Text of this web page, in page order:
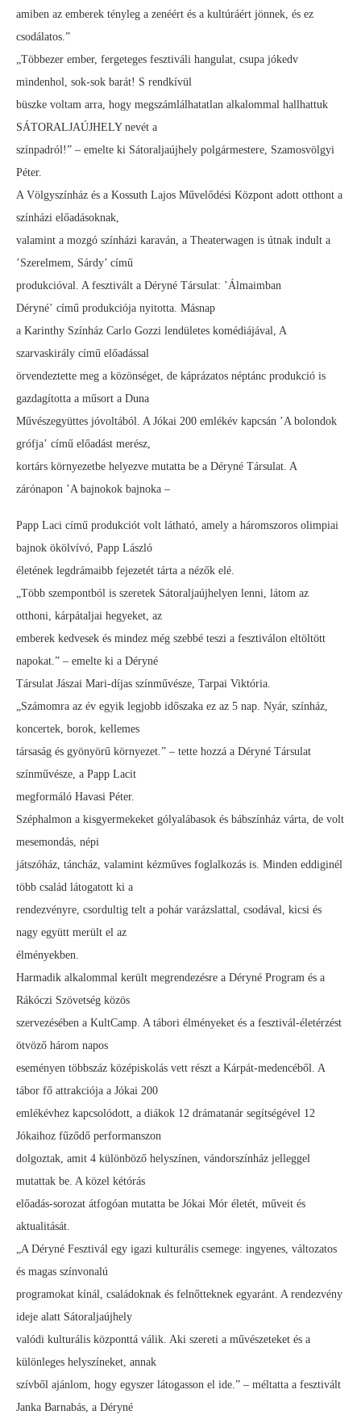
amiben az emberek tényleg a zenéért és a kultúráért jönnek, és ez
csodálatos.”
„Többezer ember, fergeteges fesztiváli hangulat, csupa jókedv
mindenhol, sok-sok barát! S rendkívül
büszke voltam arra, hogy megszámlálhatatlan alkalommal hallhattuk
SÁTORALJAÚJHELY nevét a
színpadról!” – emelte ki Sátoraljaújhely polgármestere, Szamosvölgyi
Péter.
A Völgyszínház és a Kossuth Lajos Művelődési Központ adott otthont a
színházi előadásoknak,
valamint a mozgó színházi karaván, a Theaterwagen is útnak indult a
’Szerelmem, Sárdy’ című
produkcióval. A fesztivált a Déryné Társulat: ’Álmaimban
Déryné’ című produkciója nyitotta. Másnap
a Karinthy Színház Carlo Gozzi lendületes komédiájával, A
szarvaskirály című előadással
örvendeztette meg a közönséget, de káprázatos néptánc produkció is
gazdagította a műsort a Duna
Művészegyüttes jóvoltából. A Jókai 200 emlékév kapcsán ’A bolondok
grófja’ című előadást merész,
kortárs környezetbe helyezve mutatta be a Déryné Társulat. A
zárónapon ’A bajnokok bajnoka –
Papp Laci című produkciót volt látható, amely a háromszoros olimpiai
bajnok ökölvívó, Papp László
életének legdrámaibb fejezetét tárta a nézők elé.
„Több szempontból is szeretek Sátoraljaújhelyen lenni, látom az
otthoni, kárpátaljai hegyeket, az
emberek kedvesek és mindez még szebbé teszi a fesztiválon eltöltött
napokat.” – emelte ki a Déryné
Társulat Jászai Mari-díjas színművésze, Tarpai Viktória.
„Számomra az év egyik legjobb időszaka ez az 5 nap. Nyár, színház,
koncertek, borok, kellemes
társaság és gyönyörű környezet.” – tette hozzá a Déryné Társulat
színművésze, a Papp Lacit
megformáló Havasi Péter.
Széphalmon a kisgyermekeket gólyalábasok és bábszínház várta, de volt
mesemondás, népi
játszóház, táncház, valamint kézműves foglalkozás is. Minden eddiginél
több család látogatott ki a
rendezvényre, csordultig telt a pohár varázslattal, csodával, kicsi és
nagy együtt merült el az
élményekben.
Harmadik alkalommal került megrendezésre a Déryné Program és a
Rákóczi Szövetség közös
szervezésében a KultCamp. A tábori élményeket és a fesztivál-életérzést
ötvöző három napos
eseményen többszáz középiskolás vett részt a Kárpát-medencéből. A
tábor fő attrakciója a Jókai 200
emlékévhez kapcsolódott, a diákok 12 drámatanár segítségével 12
Jókaihoz fűződő performanszon
dolgoztak, amit 4 különböző helyszínen, vándorszínház jelleggel
mutattak be. A közel kétórás
előadás-sorozat átfogóan mutatta be Jókai Mór életét, műveit és
aktualitását.
„A Déryné Fesztivál egy igazi kulturális csemege: ingyenes, változatos
és magas színvonalú
programokat kínál, családoknak és felnőtteknek egyaránt. A rendezvény
ideje alatt Sátoraljaújhely
valódi kulturális központtá válik. Aki szereti a művészeteket és a
különleges helyszíneket, annak
szívből ajánlom, hogy egyszer látogasson el ide.” – méltatta a fesztivált
Janka Barnabás, a Déryné